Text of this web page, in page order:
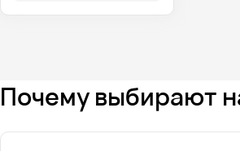
Почему выбирают